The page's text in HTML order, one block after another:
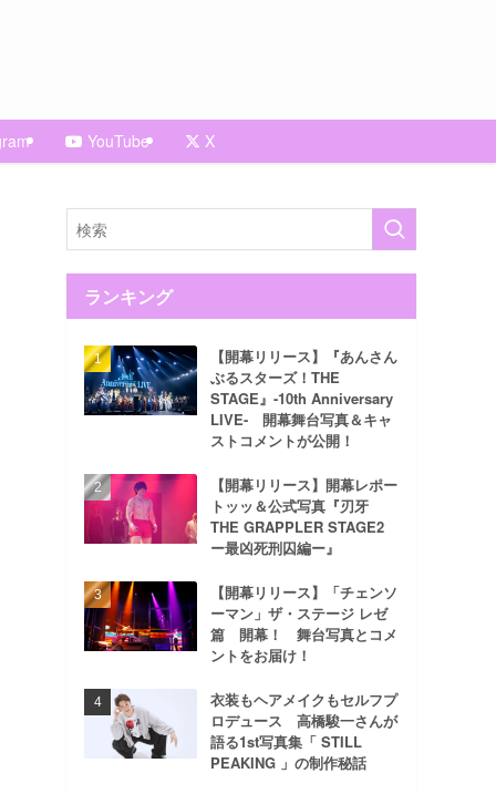
YouTube X
ランキング
【開幕リリース】『あんさん
ぶるスターズ！THE
STAGE』-10th Anniversary
LIVE- 開幕舞台写真＆キャ
ストコメントが公開！
【開幕リリース】開幕レポー
トッッ＆公式写真『刃牙
THE GRAPPLER STAGE2
ー最凶死刑囚編ー』
【開幕リリース】「チェンソ
ーマン」ザ・ステージ レゼ
篇 開幕！ 舞台写真とコメ
ントをお届け！
衣装もヘアメイクもセルフプ
ロデュース 高橋駿一さんが
語る1st写真集「 STILL
PEAKING 」の制作秘話